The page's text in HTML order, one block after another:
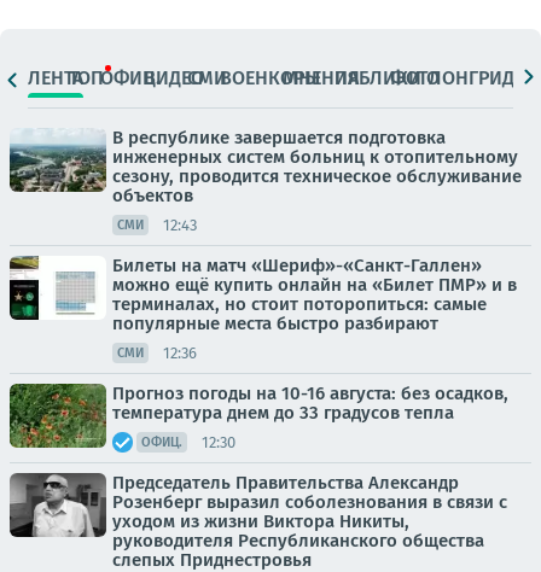
ЛЕНТАТОПОФИЦ.ВИДЕОСМИВОЕНКОРЫМНЕНИЯПАБЛИКИ
ФОТОЛОНГРИДЫ
В республике завершается подготовка
инженерных систем больниц к отопительному
сезону, проводится техническое обслуживание
объектов
СМИ 12:43
Билеты на матч «Шериф»-«Санкт-Галлен»
можно ещё купить онлайн на «Билет ПМР» и в
терминалах, но стоит поторопиться: самые
популярные места быстро разбирают
СМИ 12:36
Прогноз погоды на 10-16 августа: без осадков,
температура днем до 33 градусов тепла
ОФИЦ. 12:30
Председатель Правительства Александр
Розенберг выразил соболезнования в связи с
уходом из жизни Виктора Никиты,
руководителя Республиканского общества
слепых Приднестровья